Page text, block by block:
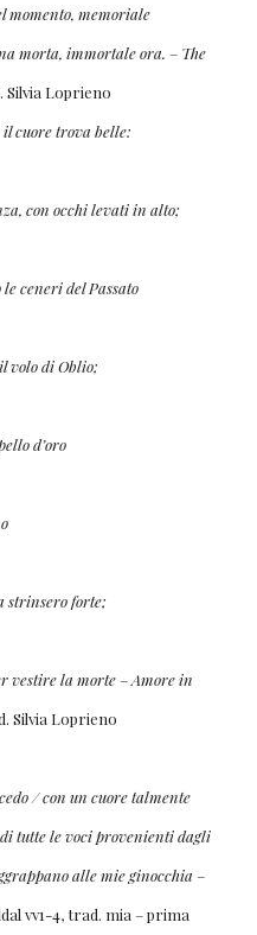
momento, memoriale
morta, immortale ora. – The
Silvia Loprieno
il cuore trova belle:
con occhi levati in alto;
ceneri del Passato
volo di Oblio;
d’oro
strinsero forte;
vestire la morte–Amore in
Silvia Loprieno
/ con un cuore talmente
tutte le voci provenienti dagli
alle mie ginocchia –
vv1-4, trad. mia – prima